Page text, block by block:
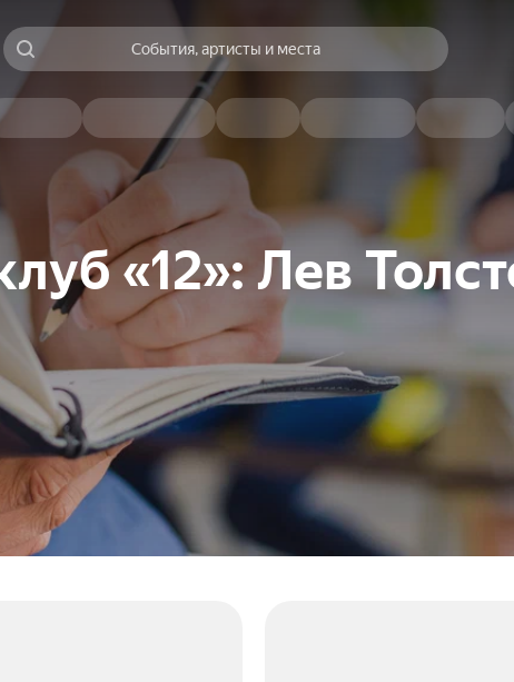
События, артисты и места
«12»: Лев